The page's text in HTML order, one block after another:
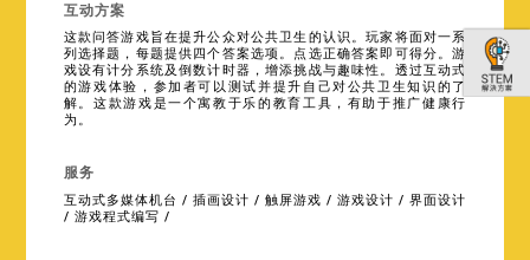
互动方案
这款问答游戏旨在提升公众对公共卫生的认识。玩家将面对一系
列选择题，每题提供四个答案选项。点选正确答案即可得分。游
戏设有计分系统及倒数计时器，增添挑战与趣味性。透过互动式
的游戏体验，参加者可以测试并提升自己对公共卫生知识的了
解。这款游戏是一个寓教于乐的教育工具，有助于推广健康行
为。
服务
互动式多媒体机台 / 插画设计 / 触屏游戏 / 游戏设计 / 界面设计
/ 游戏程式编写 /